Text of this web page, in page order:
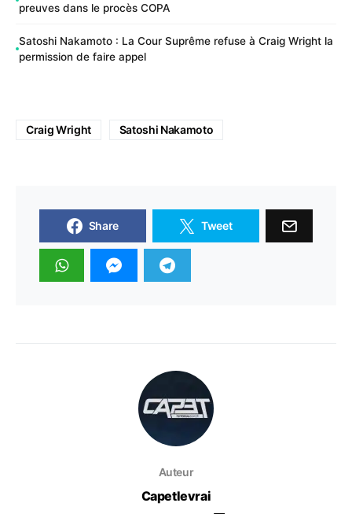
preuves dans le procès COPA
Satoshi Nakamoto : La Cour Suprême refuse à Craig Wright la
permission de faire appel
Craig Wright Satoshi Nakamoto
Share Tweet
Auteur
Capetlevrai